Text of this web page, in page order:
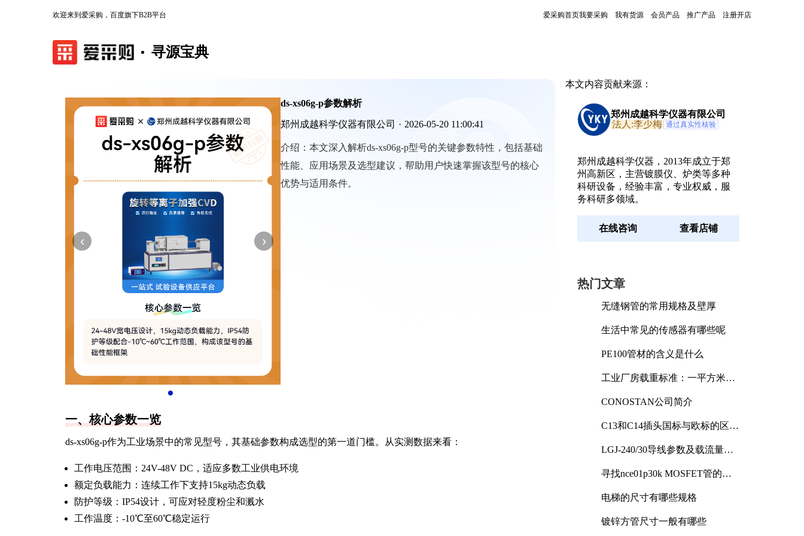
欢迎来到爱采购，百度旗下B2B平台 爱采购首页我要采购 我有货源 会员产品 推广产品 注册开店
寻源宝典
‹ ›
ds-xs06g-p参数解析
郑州成越科学仪器有限公司 · 2026-05-20 11:00:41
介绍： 本文深入解析ds-xs06g-p型号的关键参数特性，包括基础
性能、应用场景及选型建议，帮助用户快速掌握该型号的核心
优势与适用条件。
一、核心参数一览
ds-xs06g-p作为工业场景中的常见型号，其基础参数构成选型的第一道门槛。从实测数据来看：
工作电压范围：24V-48V DC，适应多数工业供电环境
额定负载能力：连续工作下支持15kg动态负载
防护等级：IP54设计，可应对轻度粉尘和溅水
工作温度：-10℃至60℃稳定运行
本文内容贡献来源：
郑州成越科学仪器有限公司
法人:李少梅 通过真实性核验
郑州成越科学仪器，2013年成立于郑
州高新区，主营镀膜仪、炉类等多种
科研设备，经验丰富，专业权威，服
务科研多领域。
在线咨询 查看店铺
热门文章
无缝钢管的常用规格及壁厚
生活中常见的传感器有哪些呢
PE100管材的含义是什么
工业厂房载重标准：一平方米能
CONOSTAN公司简介
C13和C14插头国标与欧标的区别
LGJ-240/30导线参数及载流量解
寻找nce01p30k MOSFET管的合
电梯的尺寸有哪些规格
镀锌方管尺寸一般有哪些